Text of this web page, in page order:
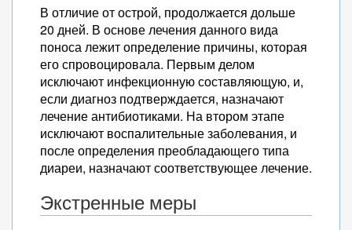
В отличие от острой, продолжается дольше
20 дней. В основе лечения данного вида
поноса лежит определение причины, которая
его спровоцировала. Первым делом
исключают инфекционную составляющую, и,
если диагноз подтверждается, назначают
лечение антибиотиками. На втором этапе
исключают воспалительные заболевания, и
после определения преобладающего типа
диареи, назначают соответствующее лечение.
Экстренные меры